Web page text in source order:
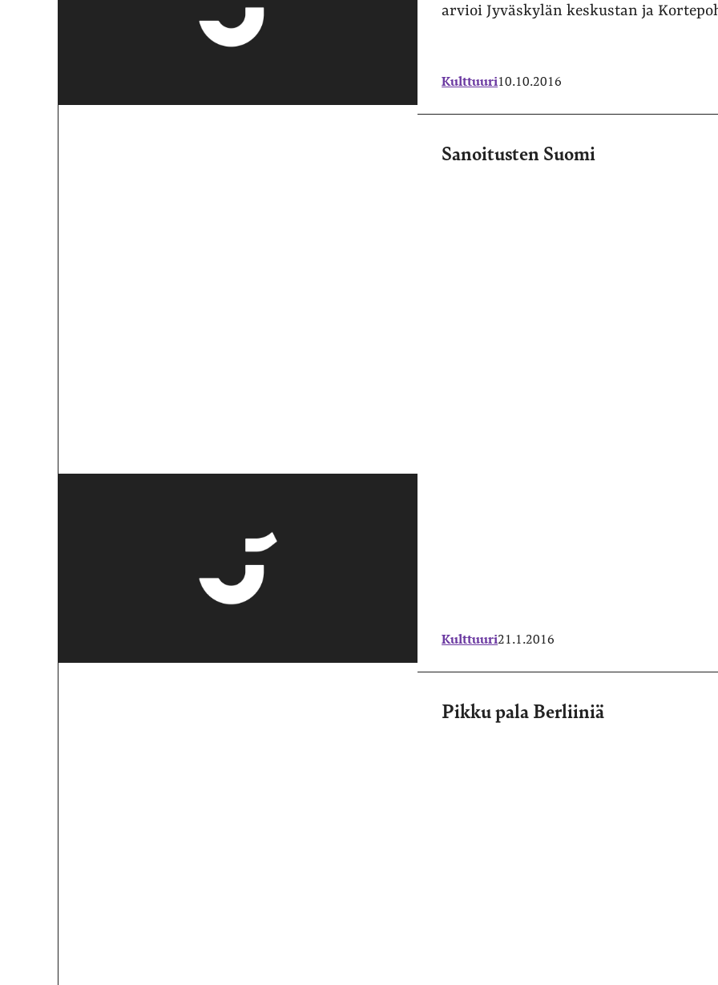
arvioi Jyväskylän keskustan ja
Kulttuuri10.10.2016
Sanoitusten Suomi
Kulttuuri21.1.2016
Pikku pala Berliiniä